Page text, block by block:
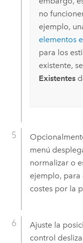
no
ejemplo,
elementos
para los
existente,
Existentes
menú
normalizar o
ejemplo,
costes por la
Ajuste la
control